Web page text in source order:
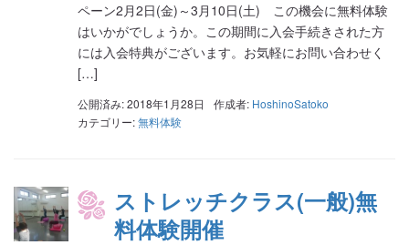
ペーン2月2日(金)～3月10日(土) この機会に無料体験
はいかがでしょうか。この期間に入会手続きされた方
には入会特典がございます。お気軽にお問い合わせく
[…]
公開済み: 2018年1月28日 作成者: HoshinoSatoko
カテゴリー:無料体験
ストレッチクラス(一般)無
料体験開催